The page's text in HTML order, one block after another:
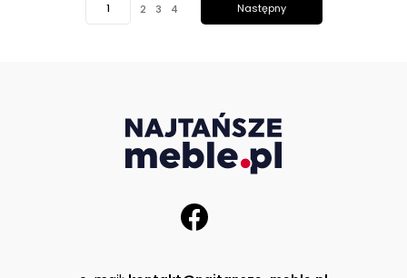
1 2 3 4 Następny